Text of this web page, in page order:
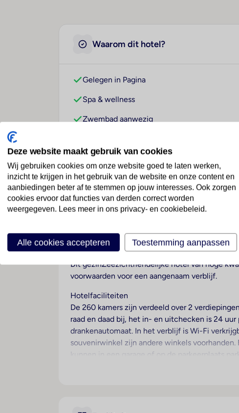
Waarom dit hotel?
Gelegen in Pagina
Spa & wellness
Zwembad aanwezig
Over dit hotel
Lake Powell Resort & Marina
Ligging
Dit gezinZeezichtriendelijke hotel van hoge
voorwaarden voor een aangenaam verblijf.
Hotelfaciliteiten
De 260 kamers zijn verdeeld over 2
raad en daad bij, het in- en uitchecken is 24
drankenautomaat. In het verblijf is Wi-Fi
souvenirwinkel zijn andere winkels
kunnen in een garage of op de parkeerplaats
een eigen shuttlebus. Gasten kunnen gratis van
Deze website maakt gebruik van cookies
Wij gebruiken cookies om onze website goed te laten werken,
inzicht te krijgen in het gebruik van de website en onze content en
aanbiedingen beter af te stemmen op jouw interesses. Ook zorgen
cookies ervoor dat functies van derden correct worden
weergegeven. Lees meer in ons privacy- en cookiebeleid.
Alle cookies accepteren Toestemming aanpassen